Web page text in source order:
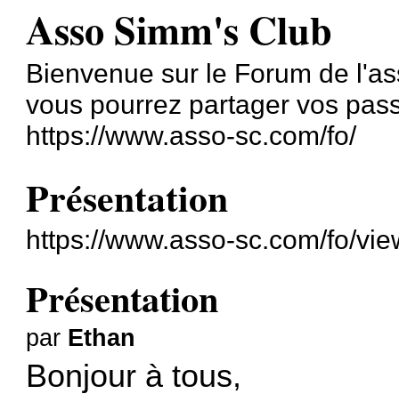
Asso Simm's Club
Bienvenue sur le Forum de
vous pourrez partager vos
https://www.asso-sc.com/fo/
Présentation
https://www.asso-sc.com/fo/
Présentation
par Ethan
Bonjour à tous,